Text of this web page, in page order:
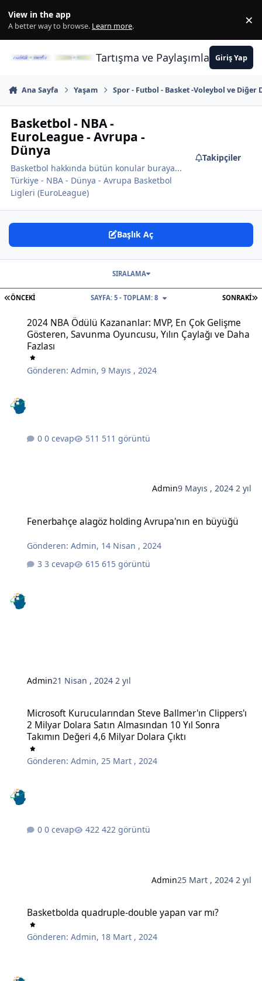
View in the app
A better way to browse. Learn more. ×
Tartışma ve PaylaşımlarınGiriş Yap
Ana Sayfa Yaşam Spor - Futbol - Basket -Voleybol ve Diğer
Basketbol - NBA -
EuroLeague - Avrupa -
Dünya
Basketbol hakkında bütün konular buraya...
Türkiye - NBA - Dünya - Avrupa Basketbol
Ligleri (EuroLeague)
Takipçiler
Başlık Aç
İLK SAYFA
ÖNCEKI SONRAKI
SAYFA: 5 - TOPLAM: 8
SIRALAMA
2024 NBA Ödülü Kazananlar: MVP, En Çok Gelişme
Gösteren, Savunma Oyuncusu, Yılın Çaylağı ve Daha
Fazlası
Gönderen:Admin,9 Mayıs , 2024
0 cevap 511 görüntü
Admin9 Mayıs , 2024 2 yıl
Fenerbahçe alagöz holding Avrupa'nın en büyüğü
Gönderen:Admin, 14 Nisan , 2024
3 cevap
615 görüntü
Admin21 Nisan , 20242 yıl
Microsoft Kurucularından Steve Ballmer'ın Clippers'ı
2 Milyar Dolara Satın Almasından 10 Yıl Sonra
Takımın Değeri 4,6 Milyar Dolara Çıktı
Gönderen:Admin,25 Mart , 2024
0 cevap 422 görüntü
Admin25 Mart , 2024 2 yıl
Basketbolda quadruple-double yapan var mı?
Gönderen:Admin, 18 Mart , 2024